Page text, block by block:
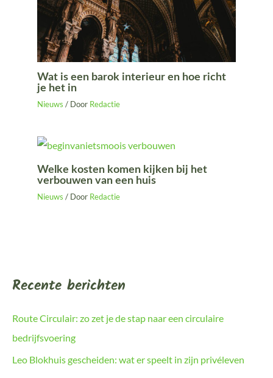
Wat is een barok interieur en hoe richt
je het in
Nieuws / Door Redactie
Welke kosten komen kijken bij het
verbouwen van een huis
Nieuws / Door Redactie
Recente berichten
Route Circulair: zo zet je de stap naar een circulaire
bedrijfsvoering
Leo Blokhuis gescheiden: wat er speelt in zijn privéleven